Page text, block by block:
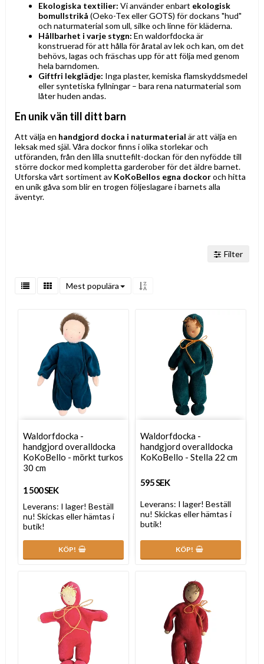
Ekologiska textilier: Vi använder enbart ekologisk
bomullstrikå (Oeko-Tex eller GOTS) för dockans "hud"
och naturmaterial som ull, silke och linne för kläderna.
Hållbarhet i varje stygn: En waldorfdocka är
konstruerad för att hålla för åratal av lek och kan, om det
behövs, lagas och fräschas upp för att följa med genom
hela barndomen.
Giftfri lekglädje: Inga plaster, kemiska flamskyddsmedel
eller syntetiska fyllningar – bara rena naturmaterial som
låter huden andas.
En unik vän till ditt barn
Att välja en handgjord docka i naturmaterial är att välja en
leksak med själ. Våra dockor finns i olika storlekar och
utföranden, från den lilla snuttefilt-dockan för den nyfödde till
större dockor med kompletta garderober för det äldre barnet.
Utforska vårt sortiment av KoKoBellos egna dockoroch hitta
en unik gåva som blir en trogen följeslagare i barnets alla
äventyr.
Filter
Mest populära
Waldorfdocka -
handgjord overalldocka
KoKoBello - mörkt turkos
30 cm
1 500 SEK
Leverans: I lager! Beställ
nu! Skickas eller hämtas i
butik!
KÖP!
Waldorfdocka -
handgjord overalldocka
KoKoBello - Stella 22 cm
595 SEK
Leverans: I lager! Beställ
nu! Skickas eller hämtas i
butik!
KÖP!